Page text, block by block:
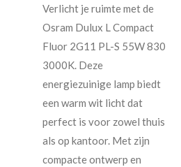
Verlicht je ruimte met de
Osram Dulux L Compact
Fluor 2G11 PL-S 55W 830
3000K. Deze
energiezuinige lamp biedt
een warm wit licht dat
perfect is voor zowel thuis
als op kantoor. Met zijn
compacte ontwerp en